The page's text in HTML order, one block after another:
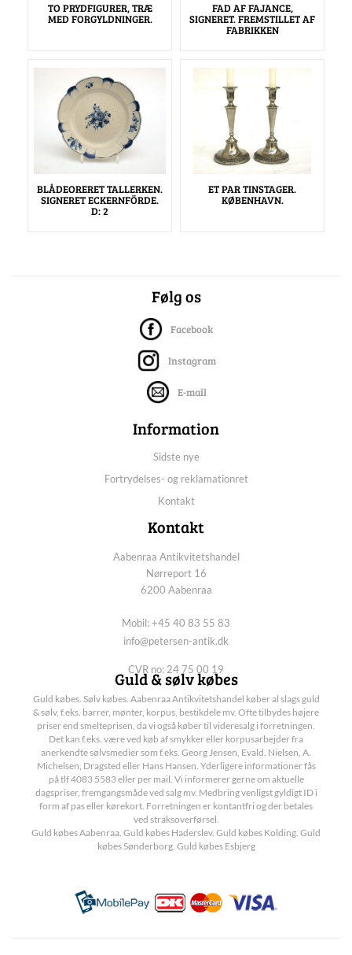
TO PRYDFIGURER, TRÆ
MED FORGYLDNINGER.
FAD AF FAJANCE,
SIGNERET. FREMSTILLET AF
FABRIKKEN
BLÅDEORERET TALLERKEN.
SIGNERET ECKERNFÖRDE.
D: 2
ET PAR TINSTAGER.
KØBENHAVN.
Følg os
Facebook
Instagram
E-mail
Information
Sidste nye
Fortrydelses- og reklamationret
Kontakt
Kontakt
Aabenraa Antikvitetshandel
Nørreport 16
6200 Aabenraa
Mobil: +45 40 83 55 83
info@petersen-antik.dk
CVR no: 24 75 00 19
Guld & sølv købes
Guld købes. Sølv købes. Aabenraa Antikvitetshandel køber al slags guld
& sølv, f.eks. barrer, mønter, korpus, bestikdele mv. Ofte tilbydes højere
priser end smelteprisen, da vi også køber til videresalg i forretningen.
Det kan f.eks. være ved køb af smykker eller korpusarbejder fra
anerkendte sølvsmedier som f.eks. Georg Jensen, Evald. Nielsen, A.
Michelsen, Dragsted eller Hans Hansen. Yderligere informationer fås
på tlf 4083 5583 eller per mail. Vi informerer gerne om aktuelle
dagspriser, fremgangsmåde ved salg mv. Medbring venligst gyldigt ID i
form af pas eller kørekort. Forretningen er kontantfri og der betales
ved straksoverførsel.
Guld købes Aabenraa. Guld købes Haderslev. Guld købes Kolding. Guld
købes Sønderborg. Guld købes Esbjerg